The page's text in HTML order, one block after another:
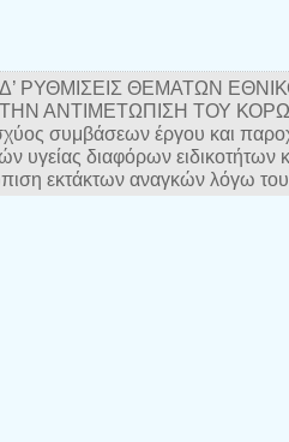
ΡΥΘΜΙΣΕΙΣ ΘΕΜΑΤΩΝ
ΤΗΝ ΑΝΤΙΜΕΤΩΠΙΣΗ ΤΟΥ
συμβάσεων έργου και
υγείας διαφόρων ειδικοτήτων
εκτάκτων αναγκών λόγω